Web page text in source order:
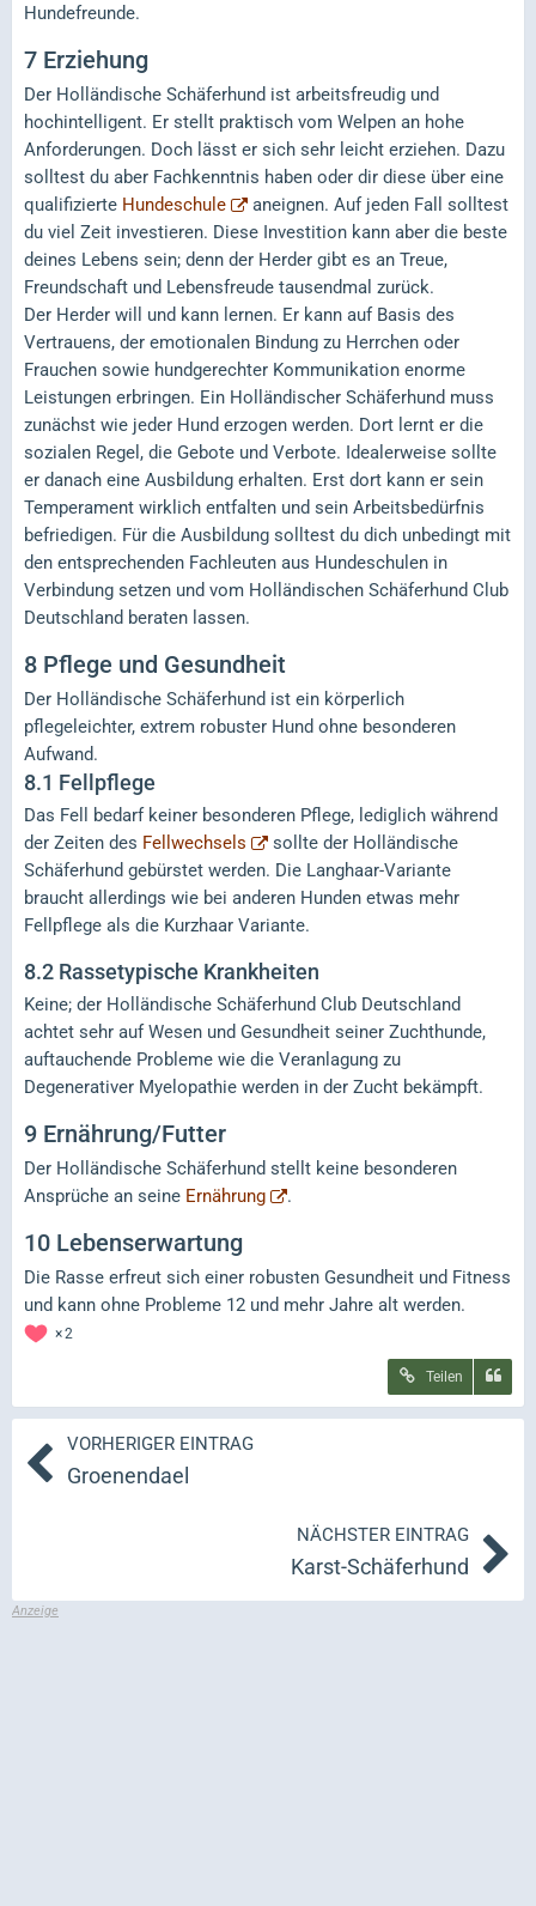
Hundefreunde.
7 Erziehung
Der Holländische Schäferhund ist arbeitsfreudig und
hochintelligent. Er stellt praktisch vom Welpen an hohe
Anforderungen. Doch lässt er sich sehr leicht erziehen. Dazu
solltest du aber Fachkenntnis haben oder dir diese über eine
qualifizierte Hundeschule
aneignen. Auf jeden Fall solltest
du viel Zeit investieren. Diese Investition kann aber die beste
deines Lebens sein; denn der Herder gibt es an Treue,
Freundschaft und Lebensfreude tausendmal zurück.
Der Herder will und kann lernen. Er kann auf Basis des
Vertrauens, der emotionalen Bindung zu Herrchen oder
Frauchen sowie hundgerechter Kommunikation enorme
Leistungen erbringen. Ein Holländischer Schäferhund muss
zunächst wie jeder Hund erzogen werden. Dort lernt er die
sozialen Regel, die Gebote und Verbote. Idealerweise sollte
er danach eine Ausbildung erhalten. Erst dort kann er sein
Temperament wirklich entfalten und sein Arbeitsbedürfnis
befriedigen. Für die Ausbildung solltest du dich unbedingt mit
den entsprechenden Fachleuten aus Hundeschulen in
Verbindung setzen und vom Holländischen Schäferhund Club
Deutschland beraten lassen.
8 Pflege und Gesundheit
Der Holländische Schäferhund ist ein körperlich
pflegeleichter, extrem robuster Hund ohne besonderen
Aufwand.
8.1 Fellpflege
Das Fell bedarf keiner besonderen Pflege, lediglich während
der Zeiten des Fellwechsels
sollte der Holländische
Schäferhund gebürstet werden. Die Langhaar-Variante
braucht allerdings wie bei anderen Hunden etwas mehr
Fellpflege als die Kurzhaar Variante.
8.2 Rassetypische Krankheiten
Keine; der Holländische Schäferhund Club Deutschland
achtet sehr auf Wesen und Gesundheit seiner Zuchthunde,
auftauchende Probleme wie die Veranlagung zu
Degenerativer Myelopathie werden in der Zucht bekämpft.
9 Ernährung/Futter
Der Holländische Schäferhund stellt keine besonderen
Ansprüche an seine Ernährung .
10 Lebenserwartung
Die Rasse erfreut sich einer robusten Gesundheit und Fitness
und kann ohne Probleme 12 und mehr Jahre alt werden.
2
Teilen
VORHERIGER EINTRAG
Groenendael
NÄCHSTER EINTRAG
Karst-Schäferhund